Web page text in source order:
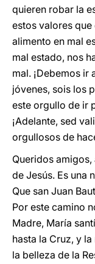
quieren robar la
estos valores
alimento en mal
mal estado, nos
mal. ¡Debemos
jóvenes, sois los
este orgullo de ir
¡Adelante, sed
orgullosos de
Queridos
de Jesús. Es una
Que san Juan
Por este camino
Madre, María
hasta la Cruz, y
la belleza de la